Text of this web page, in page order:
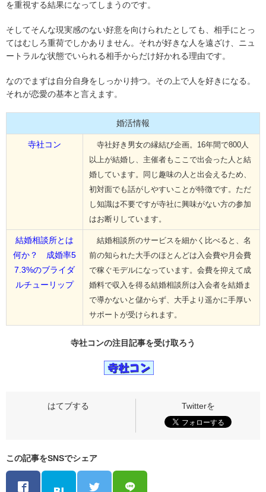
を重視する結果になってしまうのです。
そしてそんな現実感のない好意を向けられたとしても、相手にとっ
てはむしろ重荷でしかありません。それが好きな人を遠ざけ、ニュ
ートラルな状態でいられる相手からだけ好かれる理由です。
なのでまずは自分自身をしっかり持つ。その上で人を好きになる。
それが恋愛の基本と言えます。
婚活情報
寺社コン
寺社好き男女の縁結び企画。16年間で800人
以上が結婚し、主催者もここで出会った人と結
婚しています。同じ趣味の人と出会えるため、
初対面でも話がしやすいことが特徴です。ただ
し知識は不要ですが寺社に興味がない方の参加
はお断りしています。
結婚相談所とは
何か？ 成婚率5
7.3%のブライダ
ルチューリップ
結婚相談所のサービスを細かく比べると、名
前の知られた大手のほとんどは入会費や月会費
で稼ぐモデルになっています。会費を抑えて成
婚料で収入を得る結婚相談所は入会者を結婚ま
で導かないと儲からず、大手より遥かに手厚い
サポートが受けられます。
寺社コンの注目記事を受け取ろう
この記事をSNSでシェア